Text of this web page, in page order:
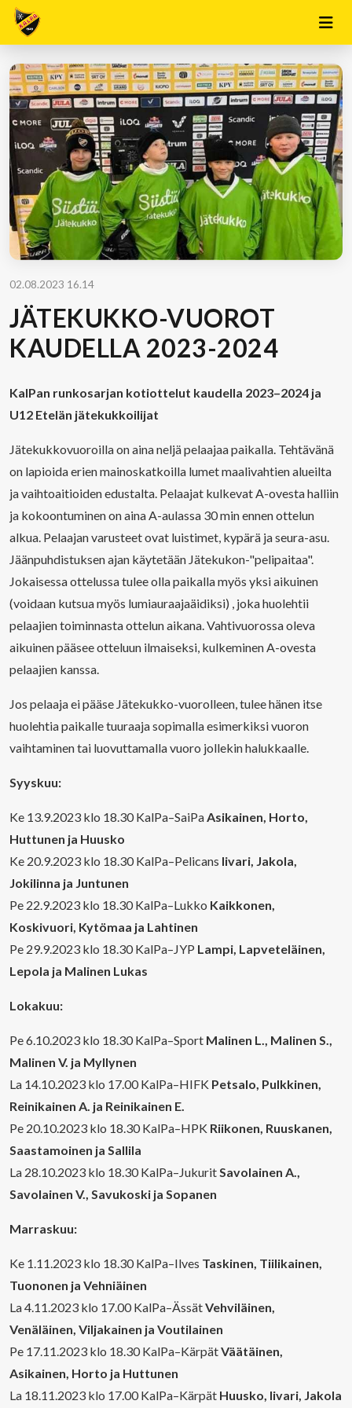
02.08.2023 16.14
JÄTEKUKKO-VUOROT
KAUDELLA 2023-2024
KalPan runkosarjan kotiottelut kaudella 2023–2024 ja
U12 Etelän jätekukkoilijat
Jätekukkovuoroilla on aina neljä pelaajaa paikalla. Tehtävänä
on lapioida erien mainoskatkoilla lumet maalivahtien alueilta
ja vaihtoaitioiden edustalta. Pelaajat kulkevat A-ovesta halliin
ja kokoontuminen on aina A-aulassa 30 min ennen ottelun
alkua. Pelaajan varusteet ovat luistimet, kypärä ja seura-asu.
Jäänpuhdistuksen ajan käytetään Jätekukon-"pelipaitaa".
Jokaisessa ottelussa tulee olla paikalla myös yksi aikuinen
(voidaan kutsua myös lumiauraajaäidiksi) , joka huolehtii
pelaajien toiminnasta ottelun aikana. Vahtivuorossa oleva
aikuinen pääsee otteluun ilmaiseksi, kulkeminen A-ovesta
pelaajien kanssa.
Jos pelaaja ei pääse Jätekukko-vuorolleen, tulee hänen itse
huolehtia paikalle tuuraaja sopimalla esimerkiksi vuoron
vaihtaminen tai luovuttamalla vuoro jollekin halukkaalle.
Syyskuu:
Ke 13.9.2023 klo 18.30 KalPa–SaiPaAsikainen, Horto,
Huttunen ja Huusko
Ke 20.9.2023 klo 18.30 KalPa–Pelicans Iivari, Jakola,
Jokilinna ja Juntunen
Pe 22.9.2023 klo 18.30 KalPa–Lukko Kaikkonen,
Koskivuori, Kytömaa ja Lahtinen
Pe 29.9.2023 klo 18.30 KalPa–JYP Lampi, Lapveteläinen,
Lepola ja Malinen Lukas
Lokakuu:
Pe 6.10.2023 klo 18.30 KalPa–Sport Malinen L., Malinen S.,
Malinen V. ja Myllynen
La 14.10.2023 klo 17.00 KalPa–HIFK Petsalo, Pulkkinen,
Reinikainen A. ja Reinikainen E.
Pe 20.10.2023 klo 18.30 KalPa–HPK Riikonen, Ruuskanen,
Saastamoinen ja Sallila
La 28.10.2023 klo 18.30 KalPa–JukuritSavolainen A.,
Savolainen V., Savukoski ja Sopanen
Marraskuu:
Ke 1.11.2023 klo 18.30 KalPa–Ilves Taskinen, Tiilikainen,
Tuononen ja Vehniäinen
La 4.11.2023 klo 17.00 KalPa–ÄssätVehviläinen,
Venäläinen, Viljakainen ja Voutilainen
Pe 17.11.2023 klo 18.30 KalPa–KärpätVäätäinen,
Asikainen, Horto ja Huttunen
La 18.11.2023 klo 17.00 KalPa–Kärpät Huusko, Iivari, Jakola